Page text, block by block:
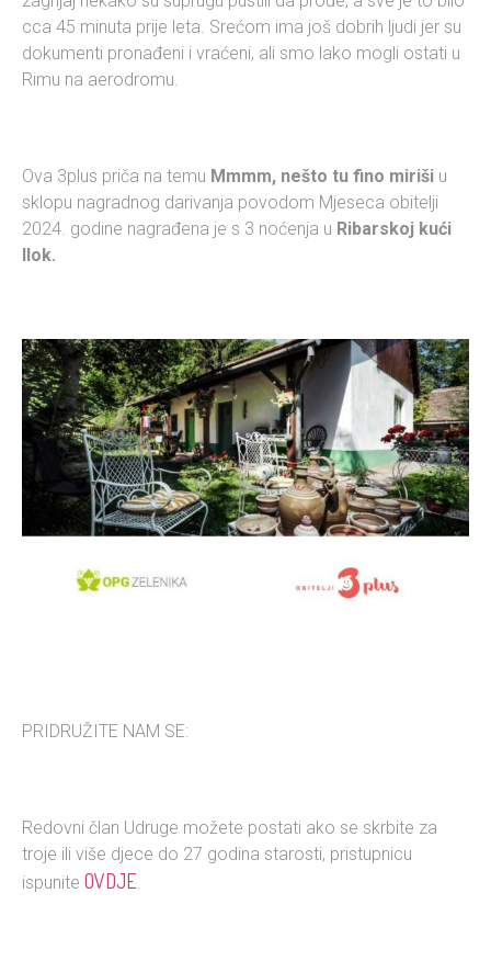
cca 45 minuta prije leta. Srećom ima još dobrih ljudi jer su
dokumenti pronađeni i vraćeni, ali smo lako mogli ostati u
Rimu na aerodromu.
Ova 3plus priča na temu Mmmm, nešto tu fino mirišiu
sklopu nagradnog darivanja povodom Mjeseca obitelji
2024. godine nagrađena je s 3 noćenja u Ribarskoj kući
Ilok.
PRIDRUŽITE NAM SE:
Redovni član Udruge možete postati ako se skrbite za
troje ili više djece do 27 godina starosti, pristupnicu
ispunite OVDJE.